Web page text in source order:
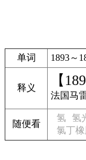
单词 1893～
释义 【
法国马
随便看
氢 氢
氯丁